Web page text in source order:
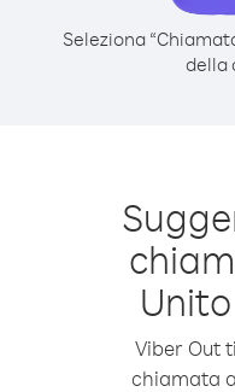
Seleziona
della
Viber Out
chiamata